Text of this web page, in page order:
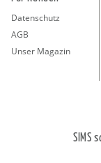
Datenschutz
AGB
Unser Magazin
SIMS